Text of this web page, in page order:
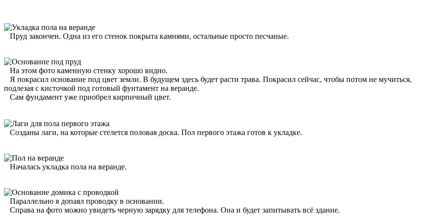
Пруд закончен. Одна из его стенок покрыта камнями, остальные просто песчаные.
На этом фото каменную стенку хорошо видно.
Я покрасил основание под цвет земли. В будущем здесь будет расти трава. Покрасил сейчас, чтобы потом не мучиться,
подлезая с кисточкой под готовый фунтамент на веранде.
Сам фундамент уже приобрел кирпичный цвет.
Созданы лаги, на которые стелется половая доска. Пол первого этажа готов к укладке.
Началась укладка пола на веранде.
Параллельно я допаял проводку в основании.
Справа на фото можно увидеть черную зарядку для телефона. Она и будет запитывать всё здание.